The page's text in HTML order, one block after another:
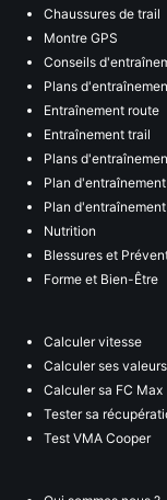
Chaussures de trail
Montre GPS
Conseils
Plans
Entraînement route
Entraînement trail
Plans
Plan
Plan
Nutrition
Blessures et
Forme et Bien-Être
Calculer vitesse
Calculer ses
Calculer sa FC Max
Tester sa
Test VMA Cooper